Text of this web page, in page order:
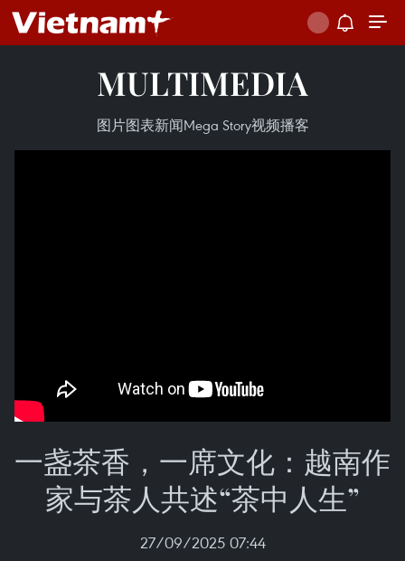
MULTIMEDIA
图片图表新闻Mega Story视频播客
一盏茶香，一席文化：越南作
家与茶人共述“茶中人生”
27/09/2025 07:44